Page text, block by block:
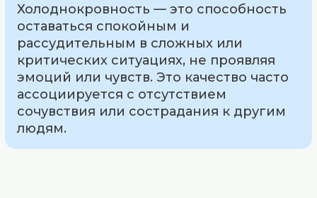
Холоднокровность — это способность
оставаться спокойным и
рассудительным в сложных или
критических ситуациях, не проявляя
эмоций или чувств. Это качество часто
ассоциируется с отсутствием
сочувствия или сострадания к другим
людям.